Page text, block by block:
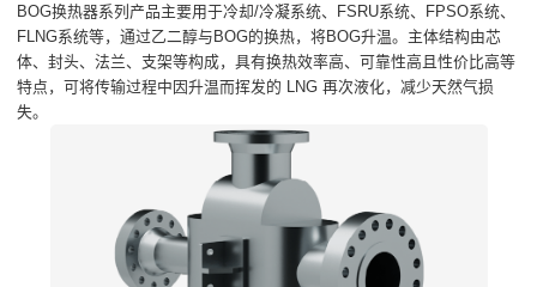
BOG换热器系列产品主要用于冷却/冷凝系统、FSRU系统、FPSO系统、
FLNG系统等，通过乙二醇与BOG的换热，将BOG升温。主体结构由芯
体、封头、法兰、支架等构成，具有换热效率高、可靠性高且性价比高等
特点，可将传输过程中因升温而挥发的 LNG 再次液化，减少天然气损
失。